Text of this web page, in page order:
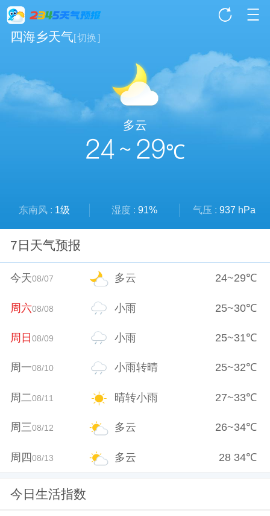
四海乡天气[切换]
多云
24 ~ 29℃
东南风 : 1级 湿度 : 91% 气压 : 937 hPa
7日天气预报
今天08/07 多云 24~29℃
周六08/08 小雨 25~30℃
周日08/09 小雨 25~31℃
周一08/10 小雨转晴 25~32℃
周二08/11 晴转小雨 27~33℃
周三08/12 多云 26~34℃
周四08/13 多云 28 34℃
今日生活指数